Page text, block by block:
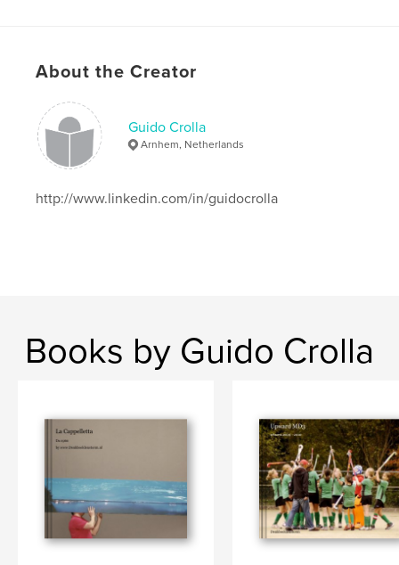
gedachten"
Features & Details
Primary Category:
Arts & Photography Books
cm
About the Creator
Guido Crolla
Arnhem, Netherlands
http://www.linkedin.com/in/guidocrolla
Books by Guido Crolla